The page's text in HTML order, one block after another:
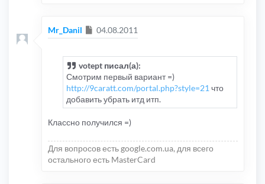
Mr_Danil Сообщение
04.08.2011
votept писал(а):
Смотрим первый вариант =)
http://9caratt.com/portal.php?style=21 что
добавить убрать итд итп.
Классно получился =)
Для вопросов есть google.com.ua, для всего
остального есть MasterCard